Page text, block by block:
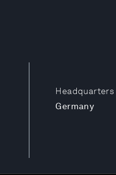
Headquarters
Germany